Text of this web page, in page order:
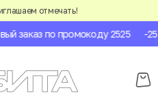
отмечать!
заказ по промокоду 2525 -